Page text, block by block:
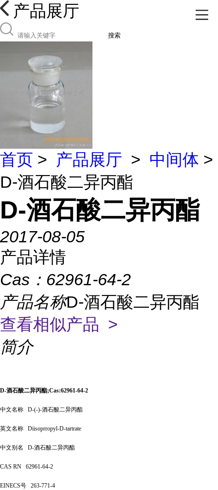
产品展厅
搜索
首页 > 产品展厅 > 中间体 >
D-酒石酸二异丙酯
D-酒石酸二异丙酯
2017-08-05
产品详情
Cas： 62961-64-2
产品名称D-酒石酸二异丙酯
查看相似产品 >
简介
D-酒石酸二异丙酯;Cas:62961-64-2
中文名称 D-(-)-酒石酸二异丙酯
英文名称 Diisoprropyl-D-tartrate
中文别名 D-酒石酸二异丙酯
CAS RN 62961-64-2
EINECS号 263-771-4